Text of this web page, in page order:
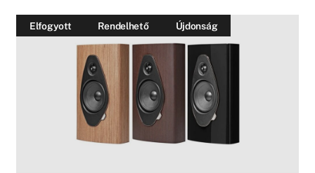
Elfogyott Rendelhető Újdonság